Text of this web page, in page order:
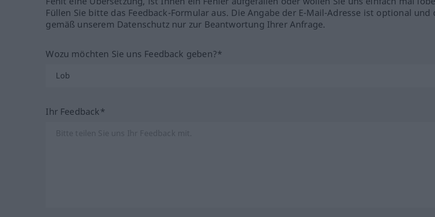
Füllen Sie bitte das Feedback-Formular aus. Die Angabe der E-Mail-Adresse ist optional und
gemäß unserem Datenschutz nur zur Beantwortung Ihrer Anfrage.
Wozu möchten Sie uns Feedback geben?*
Ihr Feedback*